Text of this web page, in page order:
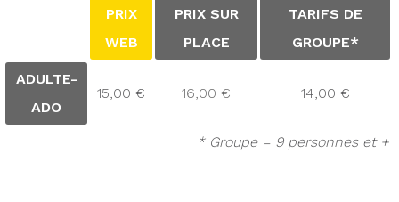
PRIX
WEB
PRIX SUR
PLACE
TARIFS DE
GROUPE*
ADULTE-
ADO
15,00 € 16,00 € 14,00 €
* Groupe = 9 personnes et +